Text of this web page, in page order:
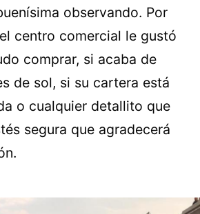
observando. Por
centro comercial le gustó
comprar, si acaba de
de sol, si su cartera está
o cualquier detallito que
segura que agradecerá